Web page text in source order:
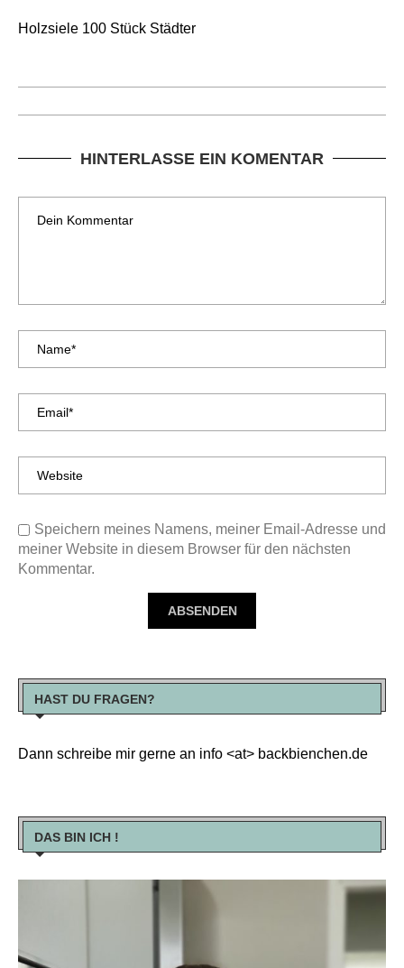
Holzsiele 100 Stück Städter
HINTERLASSE EIN KOMENTAR
Speichern meines Namens, meiner Email-Adresse und
meiner Website in diesem Browser für den nächsten
Kommentar.
HAST DU FRAGEN?
Dann schreibe mir gerne an info <at> backbienchen.de
DAS BIN ICH !